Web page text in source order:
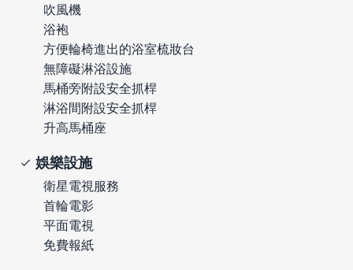
吹風機
浴袍
方便輪椅進出的浴室梳妝台
無障礙淋浴設施
馬桶旁附設安全抓桿
淋浴間附設安全抓桿
升高馬桶座
娛樂設施
衛星電視服務
首輪電影
平面電視
免費報紙